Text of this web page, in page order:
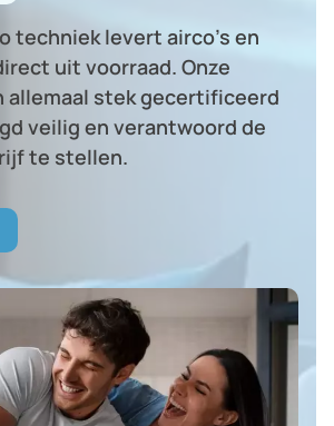
techniek levert airco's en
uit voorraad. Onze
allemaal stek gecertificeerd
veilig en verantwoord de
te stellen.